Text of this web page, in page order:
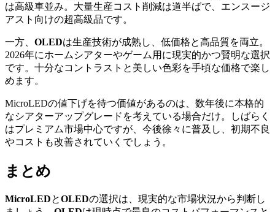
は高級車並み。大量生産コスト削減は道半ばで、エンスージ
アスト向けの超高級品です。
一方、 OLEDは生産技術が成熟し、低価格と高品質を両立。
2026年にホームシアターやゲーム用に現実的かつ賢明な選択
です。十分なコントラストと美しい色彩を手頃な価格で楽し
めます。
MicroLEDの値下げを待つ価値があるのは、数年後に本格的
なシアターアップグレードを考えている場合だけ。しばらく
はプレミアム市場中心ですが、今後徐々に普及し、初期不良
やコストも改善されていくでしょう。
まとめ
MicroLEDとOLEDの選択は、現実的な市場状況から判断し